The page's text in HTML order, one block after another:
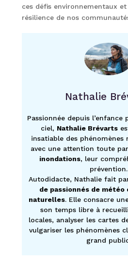
ces défis environnementaux
résilience de nos
Nathalie
Passionnée depuis l’enfance
ciel, Nathalie Brévarts
insatiable des phénomènes
avec une attention toute
inondations, leur
prévention.
Autodidacte, Nathalie fait
de passionnés de météo
naturelles. Elle consacre
son temps libre à
locales, analyser les cartes
vulgariser les phénomènes
grand